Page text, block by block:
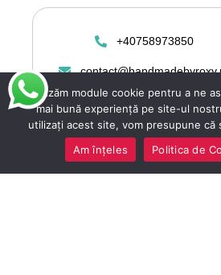
+40758973850
Copyright 2025 ©
Handmadebyroxy.ro toate
Utilizăm module cookie pentru a ne
mai bună experiență pe site-ul
utilizați acest site, vom presupune că
Am înțeles
Politica de